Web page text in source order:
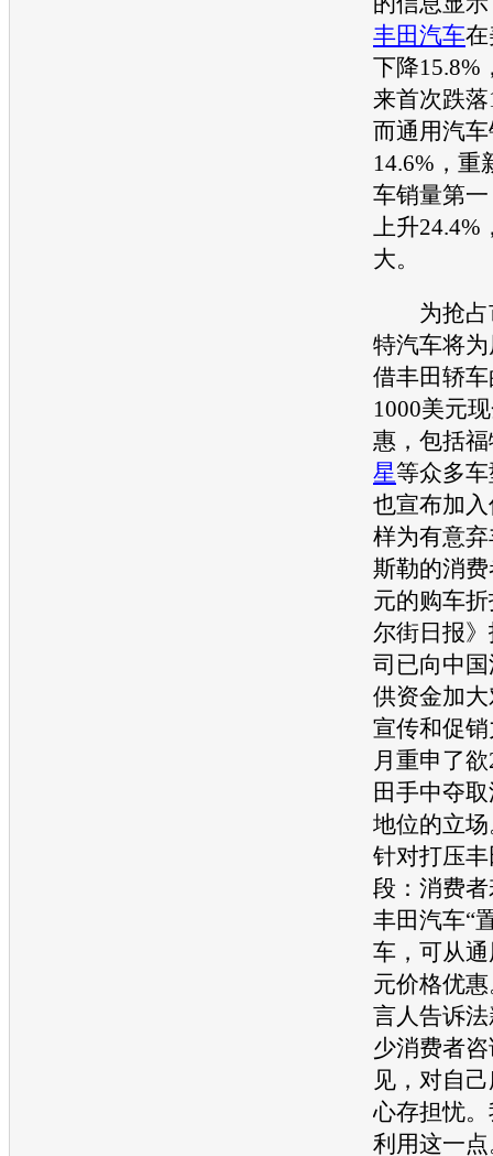
丰田汽车
下降15.8%
来首次跌
而通用汽车
14.6%，重
车销量第
上升24.4%
大。
为抢占
特汽车将
借丰田轿
1000美元
惠，包括
星等众多
也宣布加
样为有意弃
斯勒的消
元的购车
尔街日报
司已向中
供资金加
宣传和促
月重申了
田手中夺
地位的立
针对打压
段：消费
丰田汽车“
车 ，可从
元价格优
言人告诉
少消费者
见，对自
心存担忧
利用这一点